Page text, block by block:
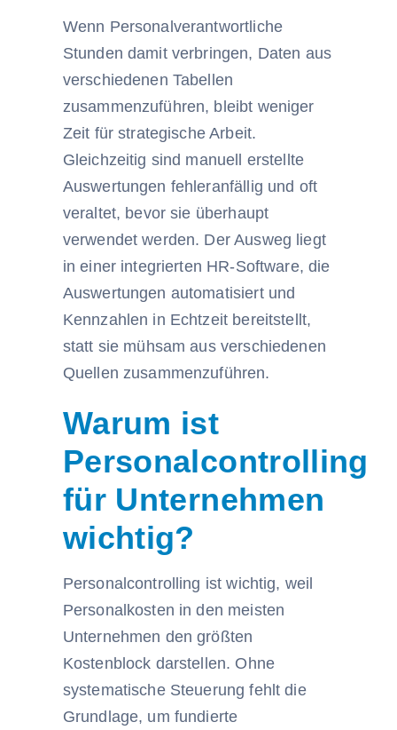
Wenn Personalverantwortliche
Stunden damit verbringen, Daten aus
verschiedenen Tabellen
zusammenzuführen, bleibt weniger
Zeit für strategische Arbeit.
Gleichzeitig sind manuell erstellte
Auswertungen fehleranfällig und oft
veraltet, bevor sie überhaupt
verwendet werden. Der Ausweg liegt
in einer integrierten HR-Software, die
Auswertungen automatisiert und
Kennzahlen in Echtzeit bereitstellt,
statt sie mühsam aus verschiedenen
Quellen zusammenzuführen.
Warum ist
Personalcontrolling
für Unternehmen
wichtig?
Personalcontrolling ist wichtig, weil
Personalkosten in den meisten
Unternehmen den größten
Kostenblock darstellen. Ohne
systematische Steuerung fehlt die
Grundlage, um fundierte